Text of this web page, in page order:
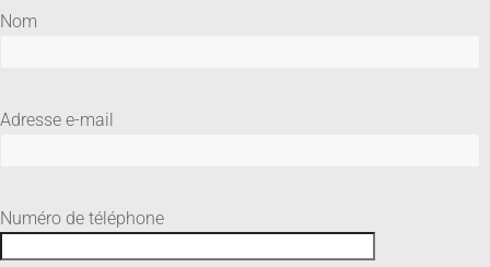
Nom
Adresse e-mail
Numéro de téléphone